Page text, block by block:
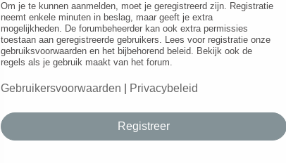
Om je te kunnen aanmelden, moet je geregistreerd zijn. Registratie
neemt enkele minuten in beslag, maar geeft je extra
mogelijkheden. De forumbeheerder kan ook extra permissies
toestaan aan geregistreerde gebruikers. Lees voor registratie onze
gebruiksvoorwaarden en het bijbehorend beleid. Bekijk ook de
regels als je gebruik maakt van het forum.
Gebruikersvoorwaarden Privacybeleid
Registreer